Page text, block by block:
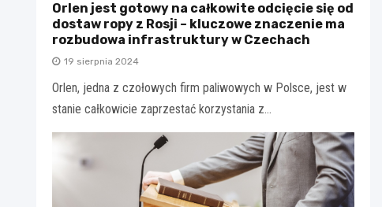
Orlen jest gotowy na całkowite odcięcie się od
dostaw ropy z Rosji – kluczowe znaczenie ma
rozbudowa infrastruktury w Czechach
19 sierpnia 2024
Orlen, jedna z czołowych firm paliwowych w Polsce, jest w
stanie całkowicie zaprzestać korzystania z…